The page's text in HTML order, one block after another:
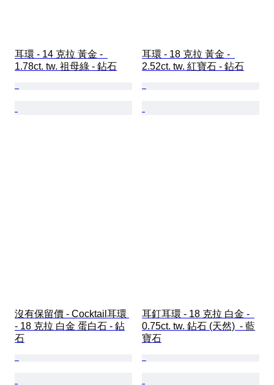
耳環 - 14 克拉 黃金 -
1.78ct. tw. 祖母綠 - 鉆石
耳環 - 18 克拉 黃金 -
2.52ct. tw. 紅寶石 - 鉆石
沒有保留價 - Cocktail耳環
- 18 克拉 白金 蛋白石 - 鉆
石
耳釘耳環 - 18 克拉 白金 -
0.75ct. tw. 鉆石 (天然)  - 藍
寶石